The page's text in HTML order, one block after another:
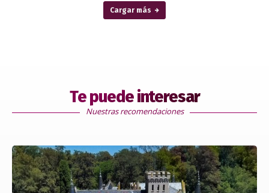
Cargar más
Te puede interesar
Nuestras recomendaciones